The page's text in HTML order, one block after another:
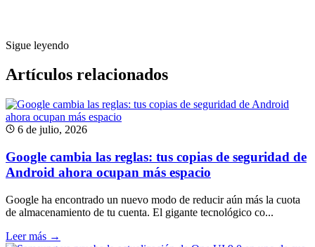
Sigue leyendo
Artículos relacionados
6 de julio, 2026
Google cambia las reglas: tus copias de seguridad de
Android ahora ocupan más espacio
Google ha encontrado un nuevo modo de reducir aún más la cuota
de almacenamiento de tu cuenta. El gigante tecnológico co...
Leer más →